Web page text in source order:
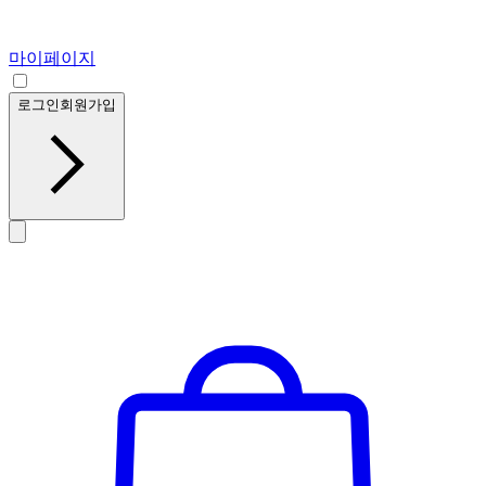
마이페이지
로그인 회원가입